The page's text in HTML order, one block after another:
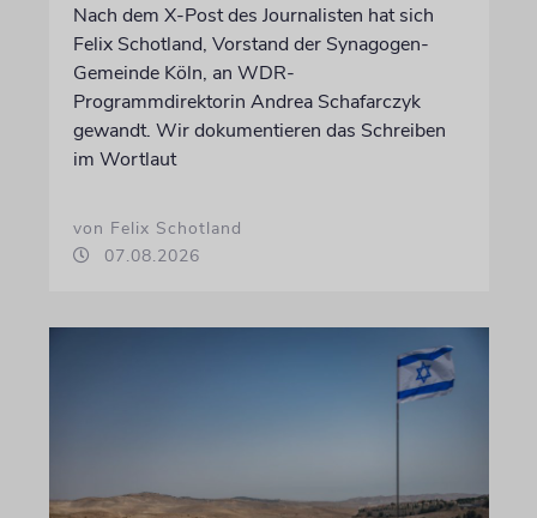
Nach dem X-Post des Journalisten hat sich
Felix Schotland, Vorstand der Synagogen-
Gemeinde Köln, an WDR-
Programmdirektorin Andrea Schafarczyk
gewandt. Wir dokumentieren das Schreiben
im Wortlaut
von Felix Schotland
07.08.2026